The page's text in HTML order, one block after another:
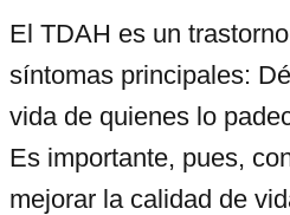
El TDAH es un
síntomas principales:
vida de quienes lo
Es importante, pues,
mejorar la calidad de